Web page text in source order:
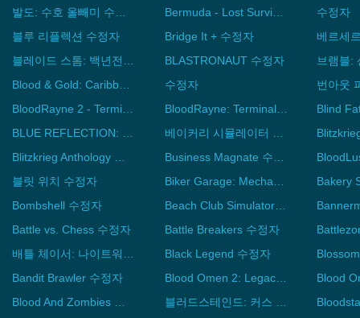
발도: 수호 올빼미 수정자
Bermuda - Lost Survival 수정자
수정자
블루 리플렉션 수정자
Bridge It + 수정자
베르세
블레이드 스톰: 백년전쟁 & 나이트메어 수정자
BLASTRONAUT 수정자
Blood & Gold: Caribbean! 수정자
수정자
BloodRayne 2 - Terminal Cut 수정자
BloodRayne: Terminal Cut 수정자
BLUE REFLECTION: Second Light 수정자
베이커리 시뮬레이터 수정자
Blitzkrieg Anthology 수정자
Business Magnate 수정자
블릿 위치 수정자
Biker Garage: Mechanic Simulator 수정자
Bombshell 수정자
Beach Club Simulator 2024 수정자
Battle vs. Chess 수정자
Battle Breakers 수정자
배틀 체이서: 나이트워 수정자
Black Legend 수정자
Bandit Brawler 수정자
Blood Omen 2: Legacy of Kain 수정자
Blood And Zombies 수정자
블러드스테인드: 커스 오브 더 문 2 수정자